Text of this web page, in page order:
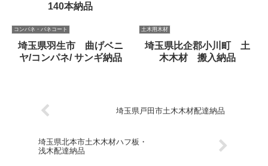
140本納品
コンパネ・パネコート
埼玉県羽生市 曲げベニ
ヤ/コンパネ/ サンギ納品
土木用木材
埼玉県比企郡小川町 土
木木材 搬入納品
埼玉県戸田市土木木材配達納品
埼玉県北本市土木木材ハフ板・
浅木配達納品